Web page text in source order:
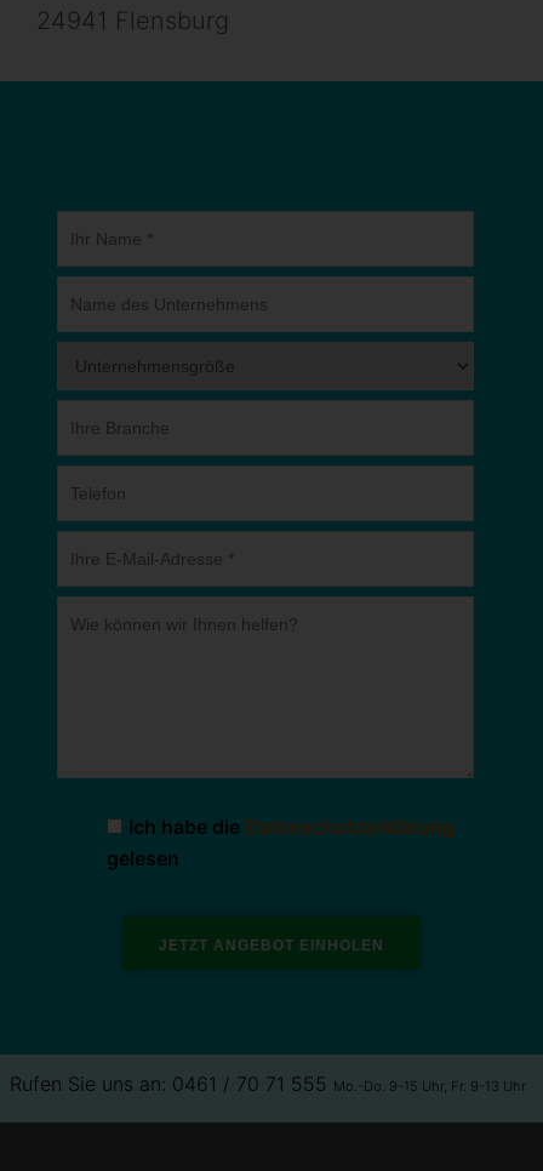
24941 Flensburg
Ich habe die Datenschutzerklärung
gelesen
Rufen Sie uns an: 0461 / 70 71 555 Mo.-Do. 9-15 Uhr, Fr. 9-13 Uhr